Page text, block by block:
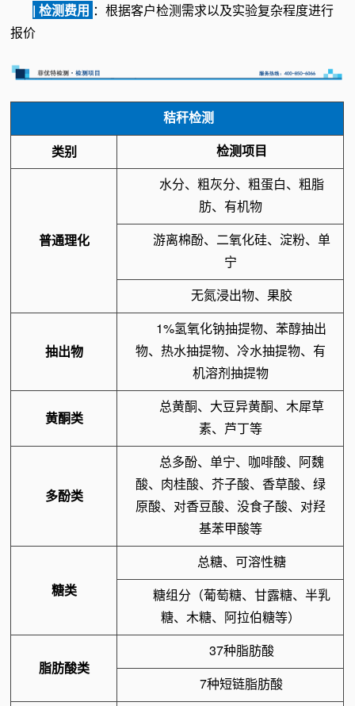
| 检测费用 ：根据客户检测需求以及实验复杂程度进行
报价
秸秆检测
类别
检测项目
普通理化
水分、粗灰分、粗蛋白、粗脂
肪、有机物
游离棉酚、二氧化硅、淀粉、单
宁
无氮浸出物、果胶
抽出物
1%氢氧化钠抽提物、苯醇抽出
物、热水抽提物、冷水抽提物、有
机溶剂抽提物
黄酮类
总黄酮、大豆异黄酮、木犀草
素、芦丁等
多酚类
总多酚、单宁、咖啡酸、阿魏
酸、肉桂酸、芥子酸、香草酸、绿
原酸、对香豆酸、没食子酸、对羟
基苯甲酸等
糖类
总糖、可溶性糖
糖组分（葡萄糖、甘露糖、半乳
糖、木糖、阿拉伯糖等）
脂肪酸类
37种脂肪酸
7种短链脂肪酸